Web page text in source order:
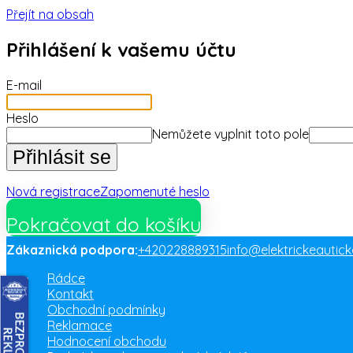
Přejít na obsah
Přihlášení k vašemu účtu
E-mail
Heslo
Nemůžete vyplnit toto pole
Přihlásit se
Nová registraceZapomenuté heslo
Pokračovat do košíku
Zákaznická podpora:+420228889315
Rádce
Kontakt
Obchodní podmínky
Reklamace
Hodnocení obchodu